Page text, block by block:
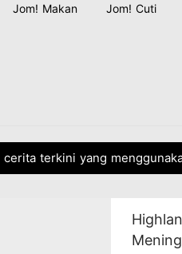
Jom! Makan Jom! Cuti
terkini yang